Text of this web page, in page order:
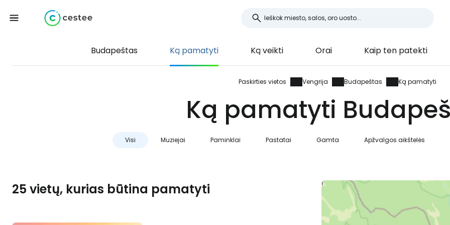
Budapeštas Ką pamatyti Ką veikti Orai Kaip ten patekti
Paskirties vietos Vengrija Budapeštas Ką pamatyti
Ką pamatyti
Visi Muziejai Paminklai Pastatai Gamta Apžvalgos aikštelės
25 vietų, kurias būtina pamatyti